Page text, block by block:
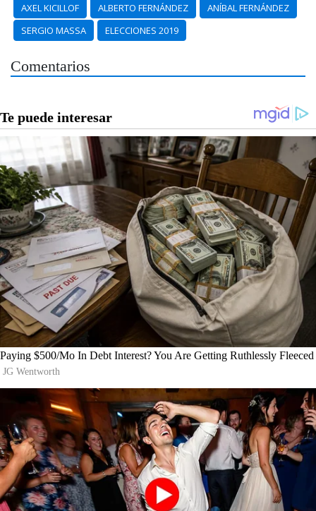
AXEL KICILLOF
ALBERTO FERNÁNDEZ
ANÍBAL FERNÁNDEZ
SERGIO MASSA
ELECCIONES 2019
Comentarios